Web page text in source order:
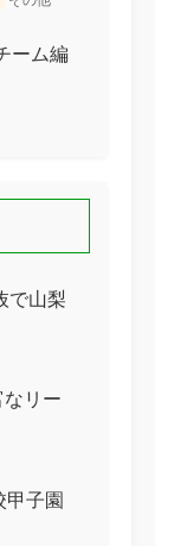
ーム編
で山梨
なリー
甲子園